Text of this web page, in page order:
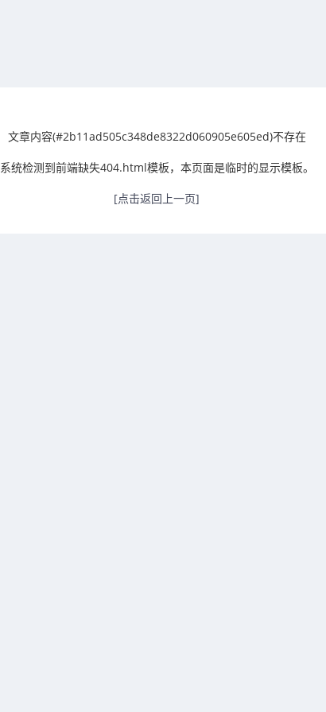
文章内容(#2b11ad505c348de8322d060905e605ed)不存在
系统检测到前端缺失404.html模板，本页面是临时的显示模板。
[点击返回上一页]